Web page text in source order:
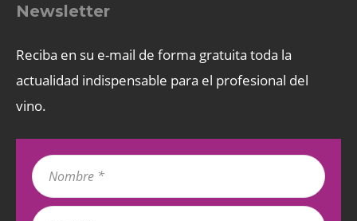
Newsletter
Reciba en su e-mail de forma gratuita toda la
actualidad indispensable para el profesional del
vino.